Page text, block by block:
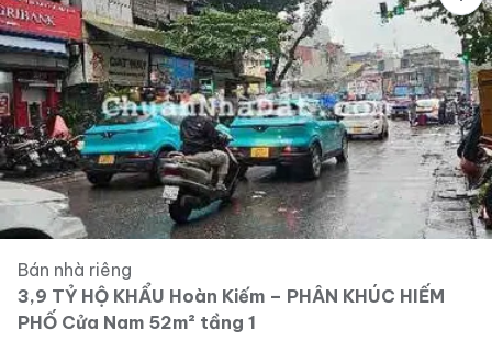
Bán nhà riêng
3,9 TỶ HỘ KHẨU Hoàn Kiếm – PHÂN KHÚC HIẾM
PHỐ Cửa Nam 52m² tầng 1